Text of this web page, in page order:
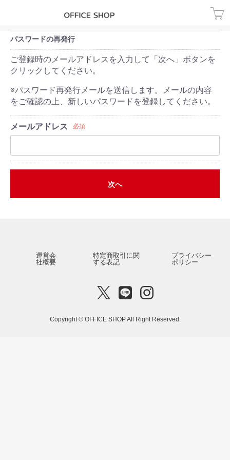
パスワードの再発行
ご登録時のメールアドレスを入力して「次へ」ボタンを
クリックしてください。
※パスワード再発行メールを送信します。メールの内容
をご確認の上、新しいパスワードを登録してください。
メールアドレス 必須
次へ
運営会
社概要
特定商取引に関
する表記
プライバシー
ポリシー
Copyright © OFFICE SHOP All Right Reserved.